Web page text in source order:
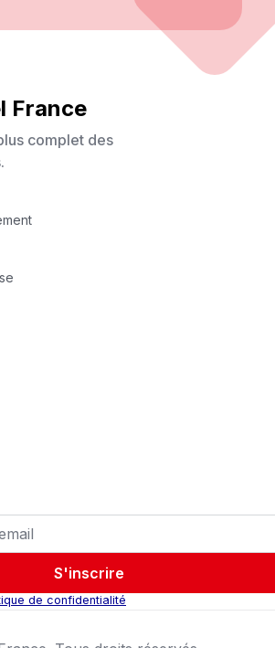
France
complet des
S'inscrire
de confidentialité